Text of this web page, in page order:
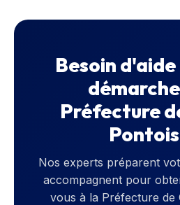
Besoin
Préfecture
Nos experts préparent
accompagnent pour
vous à la Préfecture de